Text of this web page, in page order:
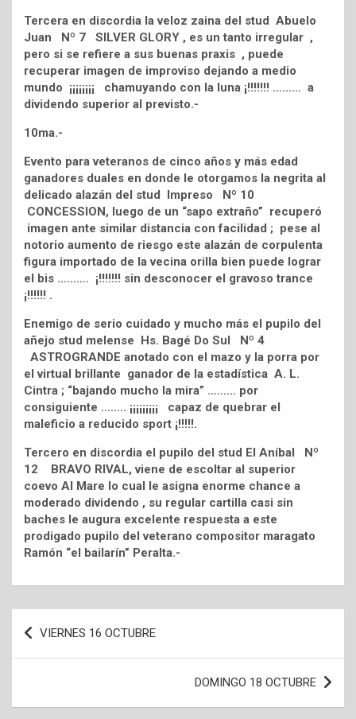
Tercera en discordia la veloz zaina del stud Abuelo
Juan Nº 7 SILVER GLORY , es un tanto irregular ,
pero si se refiere a sus buenas praxis , puede
recuperar imagen de improviso dejando a medio
mundo ¡¡¡¡¡¡¡¡ chamuyando con la luna ¡!!!!!!! ……… a
dividendo superior al previsto.-
10ma.-
Evento para veteranos de cinco años y más edad
ganadores duales en donde le otorgamos la negrita al
delicado alazán del stud Impreso Nº 10
CONCESSION, luego de un “sapo extraño” recuperó
imagen ante similar distancia con facilidad ; pese al
notorio aumento de riesgo este alazán de corpulenta
figura importado de la vecina orilla bien puede lograr
el bis ………. ¡!!!!!!! sin desconocer el gravoso trance
¡!!!!!! .
Enemigo de serio cuidado y mucho más el pupilo del
añejo stud melense Hs. Bagé Do Sul Nº 4
ASTROGRANDE anotado con el mazo y la porra por
el virtual brillante ganador de la estadística A. L.
Cintra ; “bajando mucho la mira” ……… por
consiguiente …….. ¡¡¡¡¡¡¡¡¡ capaz de quebrar el
maleficio a reducido sport ¡!!!!!.
Tercero en discordia el pupilo del stud El Aníbal Nº
12 BRAVO RIVAL, viene de escoltar al superior
coevo Al Mare lo cual le asigna enorme chance a
moderado dividendo , su regular cartilla casi sin
baches le augura excelente respuesta a este
prodigado pupilo del veterano compositor maragato
Ramón “el bailarín” Peralta.-
Navegación
de
VIERNES 16 OCTUBRE
DOMINGO 18 OCTUBRE